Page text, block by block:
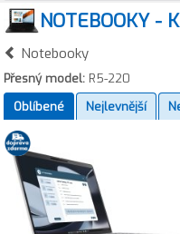
NOTEBOOKY -
Notebooky
Přesný model: R5-220
Oblíbené
Nejlevnější